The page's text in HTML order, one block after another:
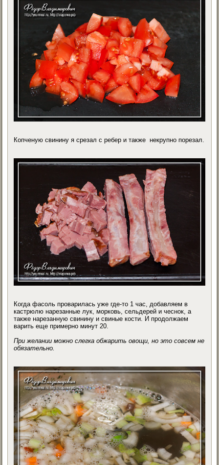
Копченую свинину я срезал с ребер и также некрупно порезал.
Когда фасоль проварилась уже где-то 1 час, добавляем в
кастрюлю нарезанные лук, морковь, сельдерей и чеснок, а
также нарезанную свинину и свиные кости. И продолжаем
варить еще примерно минут 20.
При желании можно слегка обжарить овощи, но это совсем не
обязательно.